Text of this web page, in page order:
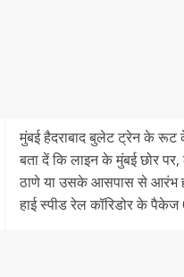
मुंबई हैदराबाद बुलेट ट्रेन के रूट
बता दें कि लाइन के मुंबई छोर
ठाणे या उसके आसपास से आरंभ
हाई स्पीड रेल कॉरिडोर के